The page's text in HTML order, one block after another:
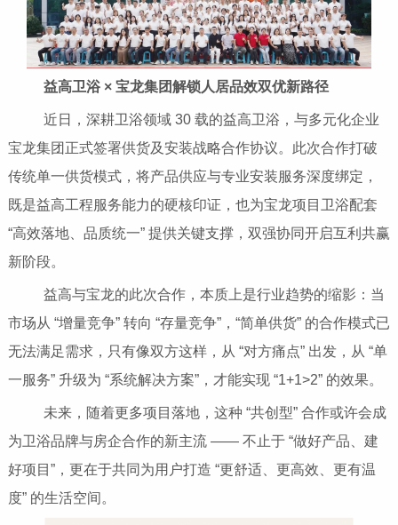
益高卫浴 × 宝龙集团解锁人居品效双优新路径
近日，深耕卫浴领域 30 载的益高卫浴，与多元化企业
宝龙集团正式签署供货及安装战略合作协议。此次合作打破
传统单一供货模式，将产品供应与专业安装服务深度绑定，
既是益高工程服务能力的硬核印证，也为宝龙项目卫浴配套
“高效落地、品质统一” 提供关键支撑，双强协同开启互利共赢
新阶段。
益高与宝龙的此次合作，本质上是行业趋势的缩影：当
市场从 “增量竞争” 转向 “存量竞争”，“简单供货” 的合作模式已
无法满足需求，只有像双方这样，从 “对方痛点” 出发，从 “单
一服务” 升级为 “系统解决方案”，才能实现 “1+1>2” 的效果。
未来，随着更多项目落地，这种 “共创型” 合作或许会成
为卫浴品牌与房企合作的新主流 —— 不止于 “做好产品、建
好项目”，更在于共同为用户打造 “更舒适、更高效、更有温
度” 的生活空间。